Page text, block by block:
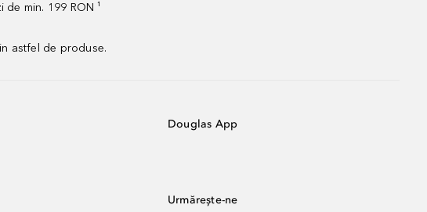
de min. 199 RON ¹
astfel de produse.
Douglas App
Urmărește-ne